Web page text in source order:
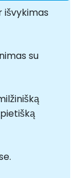
išvykimas
su